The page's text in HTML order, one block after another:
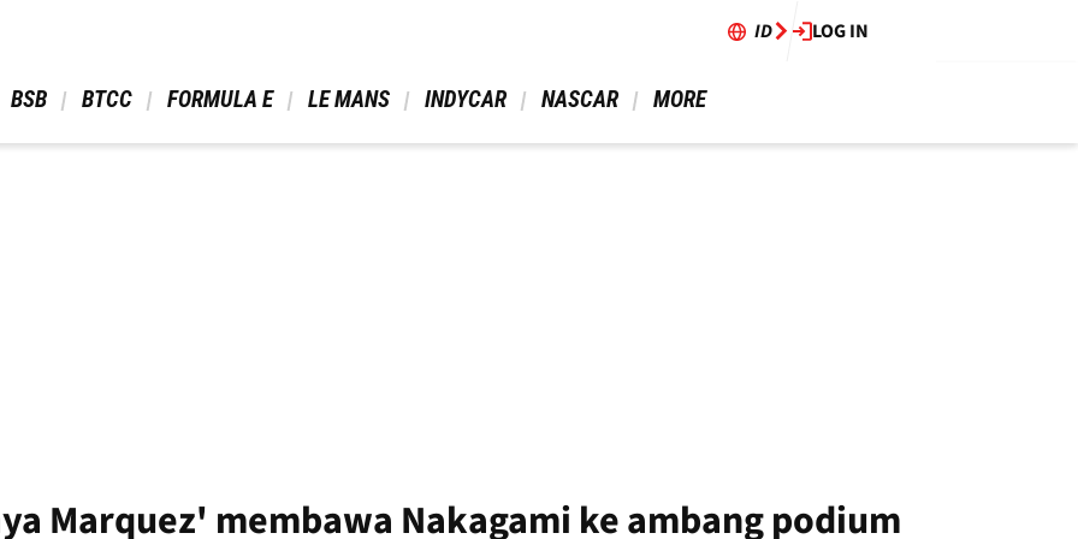
ID LOG IN
BSB BTCC FORMULA E LE MANS INDYCAR NASCAR MORE
Marquez' membawa Nakagami ke ambang podium